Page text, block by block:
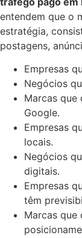
entendem que o
estratégia,
postagens,
Empresas
Negócios
Marcas que
Google.
Empresas
locais.
Negócios
digitais.
Empresas
têm
Marcas que